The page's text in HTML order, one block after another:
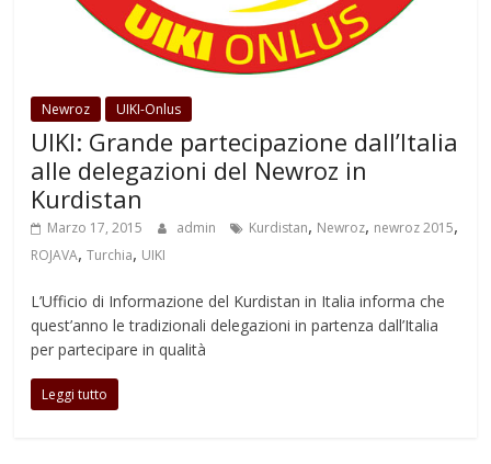
Newroz UIKI-Onlus
UIKI: Grande partecipazione dall’Italia
alle delegazioni del Newroz in
Kurdistan
Marzo 17, 2015 admin Kurdistan, Newroz, newroz 2015,
ROJAVA,Turchia, UIKI
L’Ufficio di Informazione del Kurdistan in Italia informa che
quest’anno le tradizionali delegazioni in partenza dall’Italia
per partecipare in qualità
Leggi tutto